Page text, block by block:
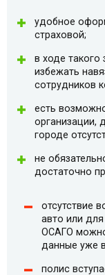
удобное
страховой;
в ходе
избежать
сотрудников
есть
организации,
городе
не
достаточно
отсутствие
авто или
ОСАГО
данные уже
полис